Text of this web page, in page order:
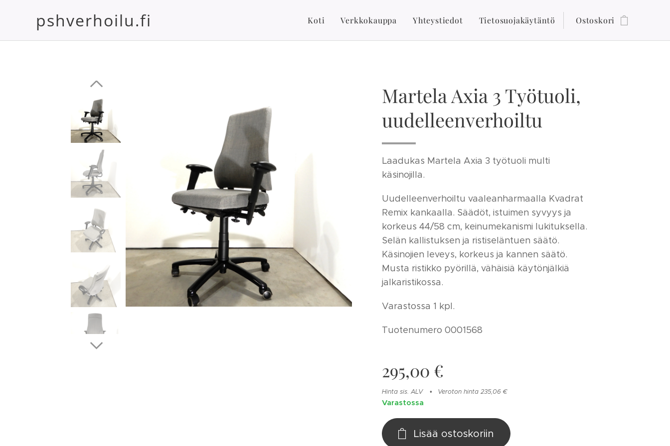
pshverhoilu.fi Koti Verkkokauppa Yhteystiedot Tietosuojakäytäntö Ostoskori
Martela Axia 3 Työtuoli,
uudelleenverhoiltu
Laadukas Martela Axia 3 työtuoli multi
käsinojilla.
Uudelleenverhoiltu vaaleanharmaalla Kvadrat
Remix kankaalla. Säädöt, istuimen syvyys ja
korkeus 44/58 cm, keinumekanismi lukituksella.
Selän kallistuksen ja ristiseläntuen säätö.
Käsinojien leveys, korkeus ja kannen säätö.
Musta ristikko pyörillä, vähäisiä käytönjälkiä
jalkaristikossa.
Varastossa 1 kpl.
Tuotenumero 0001568
295,00 €
Hinta sis. ALV Veroton hinta 235,06 €
Varastossa
Lisää ostoskoriin